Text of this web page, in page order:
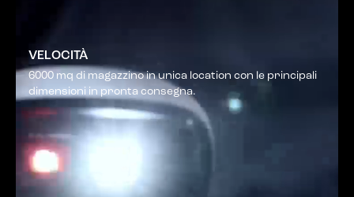
VELOCITÀ
6000 mq di magazzino in unica location con le principali
dimensioni in pronta consegna.